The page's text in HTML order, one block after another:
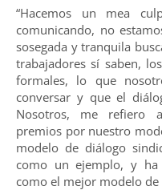
“Hacemos un mea
comunicando, no
sosegada y tranquila
trabajadores sí saben,
formales, lo que
conversar y que el
Nosotros, me refiero
premios por nuestro
modelo de diálogo
como un ejemplo, y
como el mejor modelo de